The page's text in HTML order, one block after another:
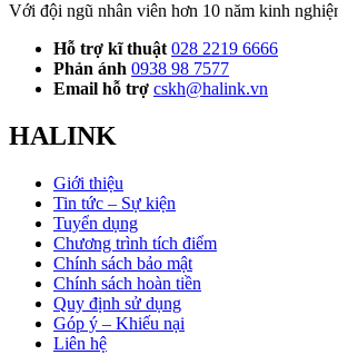
Với đội ngũ nhân viên hơn 10 năm kinh
Hỗ trợ kĩ thuật 028 2219 6666
Phản ánh 0938 98 7577
Email hỗ trợ cskh@halink.vn
HALINK
Giới thiệu
Tin tức – Sự kiện
Tuyển dụng
Chương trình tích điểm
Chính sách bảo mật
Chính sách hoàn tiền
Quy định sử dụng
Góp ý – Khiếu nại
Liên hệ